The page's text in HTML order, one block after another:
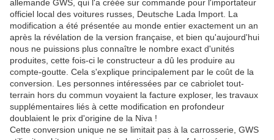
allemande GWS, qui l'a créée sur commande pour l'importateur
officiel local des voitures russes, Deutsche Lada Import. La
modification a été présentée au monde entier exactement un an
après la révélation de la version française, et bien qu'aujourd'hui
nous ne puissions plus connaître le nombre exact d'unités
produites, cette fois-ci le constructeur a dû les produire au
compte-goutte. Cela s'explique principalement par le coût de la
conversion. Les personnes intéressées par ce cabriolet tout-
terrain hors du commun voyaient la facture exploser, les travaux
supplémentaires liés à cette modification en profondeur
doublaient le prix d'origine de la Niva !
Cette conversion unique ne se limitait pas à la carrosserie, GWS